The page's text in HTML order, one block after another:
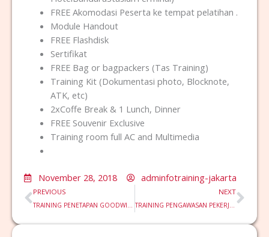
FREE Akomodasi Peserta ke tempat pelatihan .
Module Handout
FREE Flashdisk
Sertifikat
FREE Bag or bagpackers (Tas Training)
Training Kit (Dokumentasi photo, Blocknote,
ATK, etc)
2xCoffe Break & 1 Lunch, Dinner
FREE Souvenir Exclusive
Training room full AC and Multimedia
November 28, 2018 adminfotraining-jakarta
Prev
PREVIOUS NEXT